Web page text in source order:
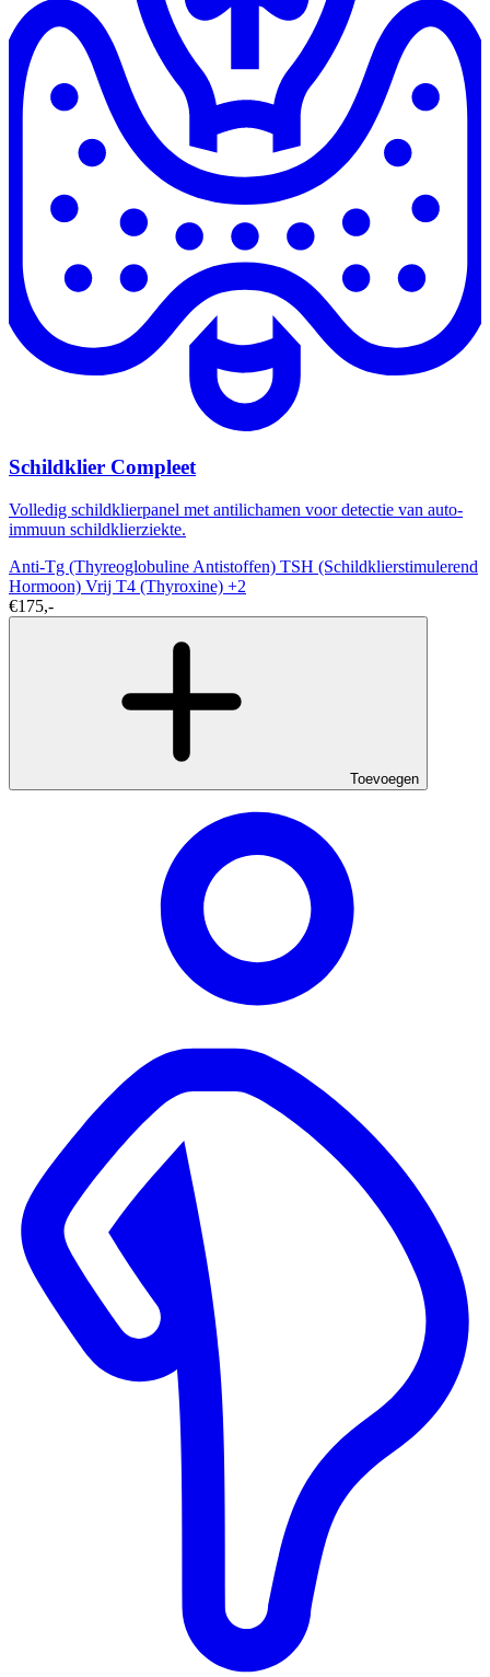
Schildklier Compleet
Volledig schildklierpanel met antilichamen voor detectie van auto-
immuun schildklierziekte.
Anti-Tg (Thyreoglobuline Antistoffen) TSH (Schildklierstimulerend
Hormoon) Vrij T4 (Thyroxine) +2
€175,-
Toevoegen